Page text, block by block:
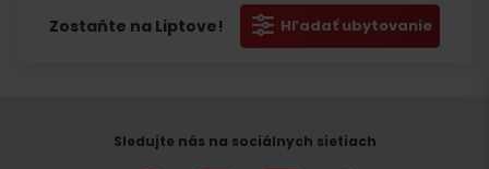
Zostaňte na Liptove! Hľadať ubytovanie
Sledujte nás na sociálnych sietiach